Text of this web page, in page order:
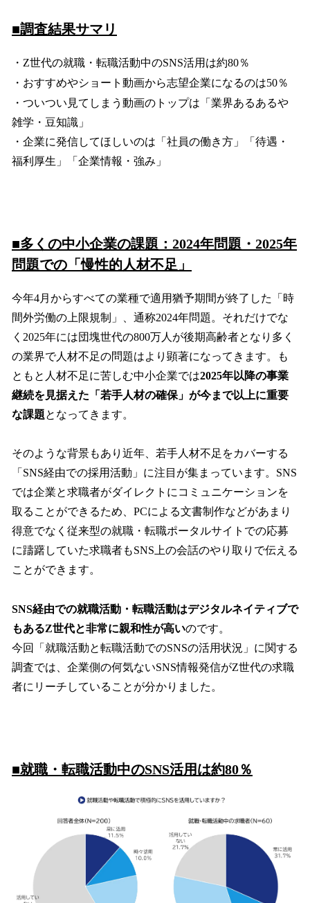
■調査結果サマリ
・Z世代の就職・転職活動中のSNS活用は約80％
・おすすめやショート動画から志望企業になるのは50％
・ついつい見てしまう動画のトップは「業界あるあるや
雑学・豆知識」
・企業に発信してほしいのは「社員の働き方」「待遇・
福利厚生」「企業情報・強み」
■多くの中小企業の課題：2024年問題・2025年
問題での「慢性的人材不足」
今年4月からすべての業種で適用猶予期間が終了した「時
間外労働の上限規制」、通称2024年問題。それだけでな
く2025年には団塊世代の800万人が後期高齢者となり多く
の業界で人材不足の問題はより顕著になってきます。も
ともと人材不足に苦しむ中小企業では2025年以降の事業
継続を見据えた「若手人材の確保」が今まで以上に重要
な課題となってきます。
そのような背景もあり近年、若手人材不足をカバーする
「SNS経由での採用活動」に注目が集まっています。SNS
では企業と求職者がダイレクトにコミュニケーションを
取ることができるため、PCによる文書制作などがあまり
得意でなく従来型の就職・転職ポータルサイトでの応募
に躊躇していた求職者もSNS上の会話のやり取りで伝える
ことができます。
SNS経由での就職活動・転職活動はデジタルネイティブで
もあるZ世代と非常に親和性が高いのです。
今回「就職活動と転職活動でのSNSの活用状況」に関する
調査では、企業側の何気ないSNS情報発信がZ世代の求職
者にリーチしていることが分かりました。
■就職・転職活動中のSNS活用は約80％